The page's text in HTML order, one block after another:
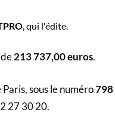
, qui l'édite.
213 737,00 euros.
sous le numéro 798
27 30 20.